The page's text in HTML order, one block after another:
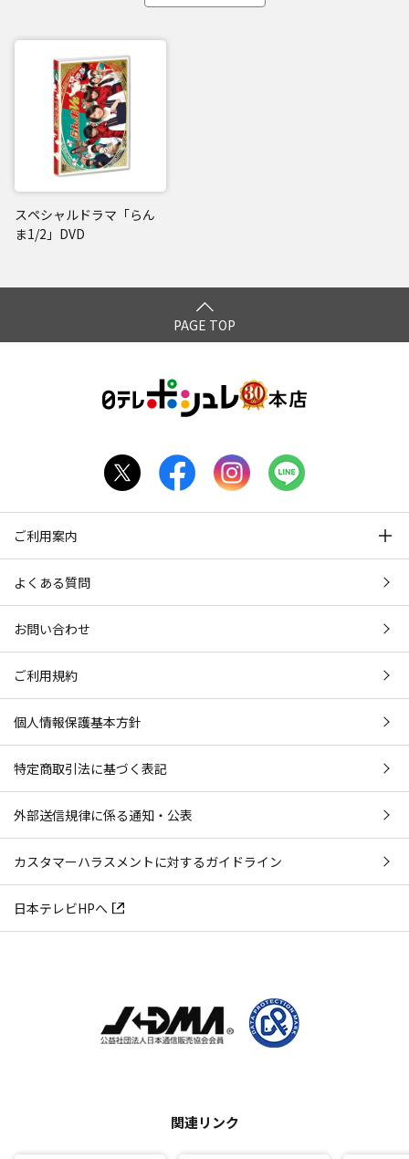
スペシャルドラマ「らん
ま1/2」DVD
PAGE TOP
ご利用案内
よくある質問
お問い合わせ
ご利用規約
個人情報保護基本方針
特定商取引法に基づく表記
外部送信規律に係る通知・公表
カスタマーハラスメントに対するガイドライン
日本テレビHPへ
関連リンク